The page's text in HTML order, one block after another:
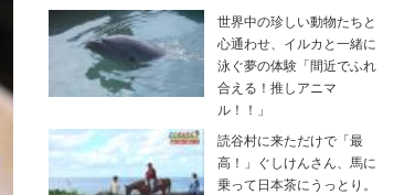
世界中の珍しい動物たちと
心通わせ、イルカと一緒に
泳ぐ夢の体験「間近でふれ
合える！推しアニマ
ル！！」
読谷村に来ただけで「最
高！」ぐしけんさん、馬に
乗って日本茶にうっとり。